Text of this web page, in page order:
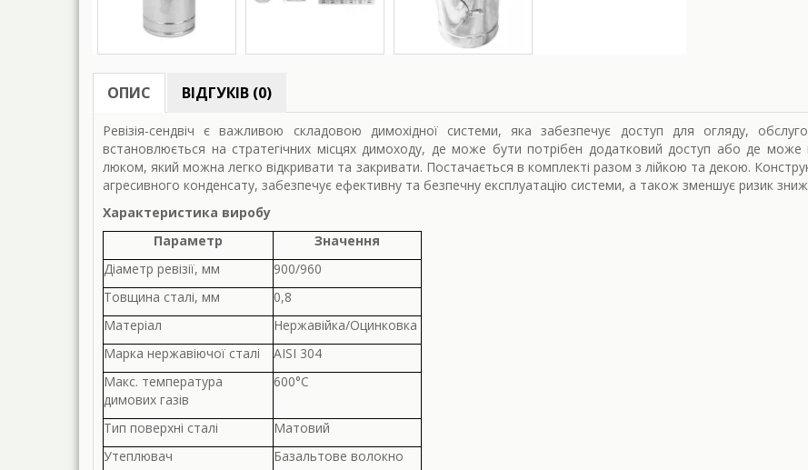
ОПИС ВІДГУКІВ (0)
Ревізія-сендвіч є важливою складовою димохідної системи, яка забезпечує доступ для огляду,
встановлюється на стратегічних місцях димоходу, де може бути потрібен додатковий доступ або де може
люком, який можна легко відкривати та закривати. Постачається в комплекті разом з лійкою та декою.
агресивного конденсату, забезпечує ефективну та безпечну експлуатацію системи, а також зменшує ризик
Характеристика виробу
Параметр
Значення
Діаметр ревізії, мм
900/960
Товщина сталі, мм
0,8
Матеріал
Нержавійка/Оцинковка
Марка нержавіючої сталі
AISI 304
Макс. температура
димових газів
600°С
Тип поверхні сталі
Матовий
Утеплювач
Базальтове волокно